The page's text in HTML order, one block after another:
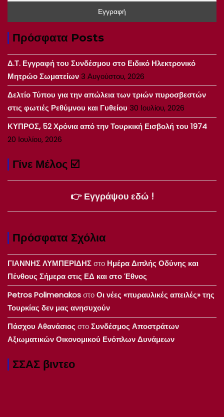
Πρόσφατα Posts
Δ.Τ. Εγγραφή του Συνδέσμου στο Ειδικό Ηλεκτρονικό
Μητρώο Σωματείων3 Αυγούστου, 2026
Δελτίο Τύπου για την απώλεια των τριών πυροσβεστών
στις φωτιές Ρεθύμνου και Γυθείου 30 Ιουλίου, 2026
ΚΥΠΡΟΣ, 52 Χρόνια από την Τουρκική Εισβολή του 1974
20 Ιουλίου, 2026
Γίνε Μέλος ☑️
👉 Εγγράψου εδώ !
Πρόσφατα Σχόλια
ΓΙΑΝΝΗΣ ΛΥΜΠΕΡΙΔΗΣστο Ημέρα Διπλής Οδύνης και
Πένθους Σήμερα στις ΕΔ και στο Έθνος
Petros PolimenakosστοΟι νέες «πυραυλικές απειλές» της
Τουρκίας δεν μας ανησυχούν
Πάσχου Αθανάσιος στοΣυνδέσμος Αποστράτων
Αξιωματικών Οικονομικού Ενόπλων Δυνάμεων
ΣΣΑΣ βιντεο